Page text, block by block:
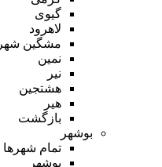
گیوی
لاهرود
مشگین شهر
نمین
نیر
هشتجین
هیر
بازگشت
بوشهر
تمام شهر‌ها
بوشهر